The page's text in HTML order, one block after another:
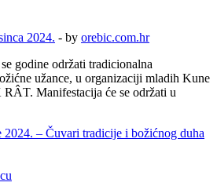
2024. - by orebic.com.hr
godine održati tradicionalna
užance, u organizaciji mladih Kune
Manifestacija će se održati u
2024. – Čuvari tradicije i božićnog duha